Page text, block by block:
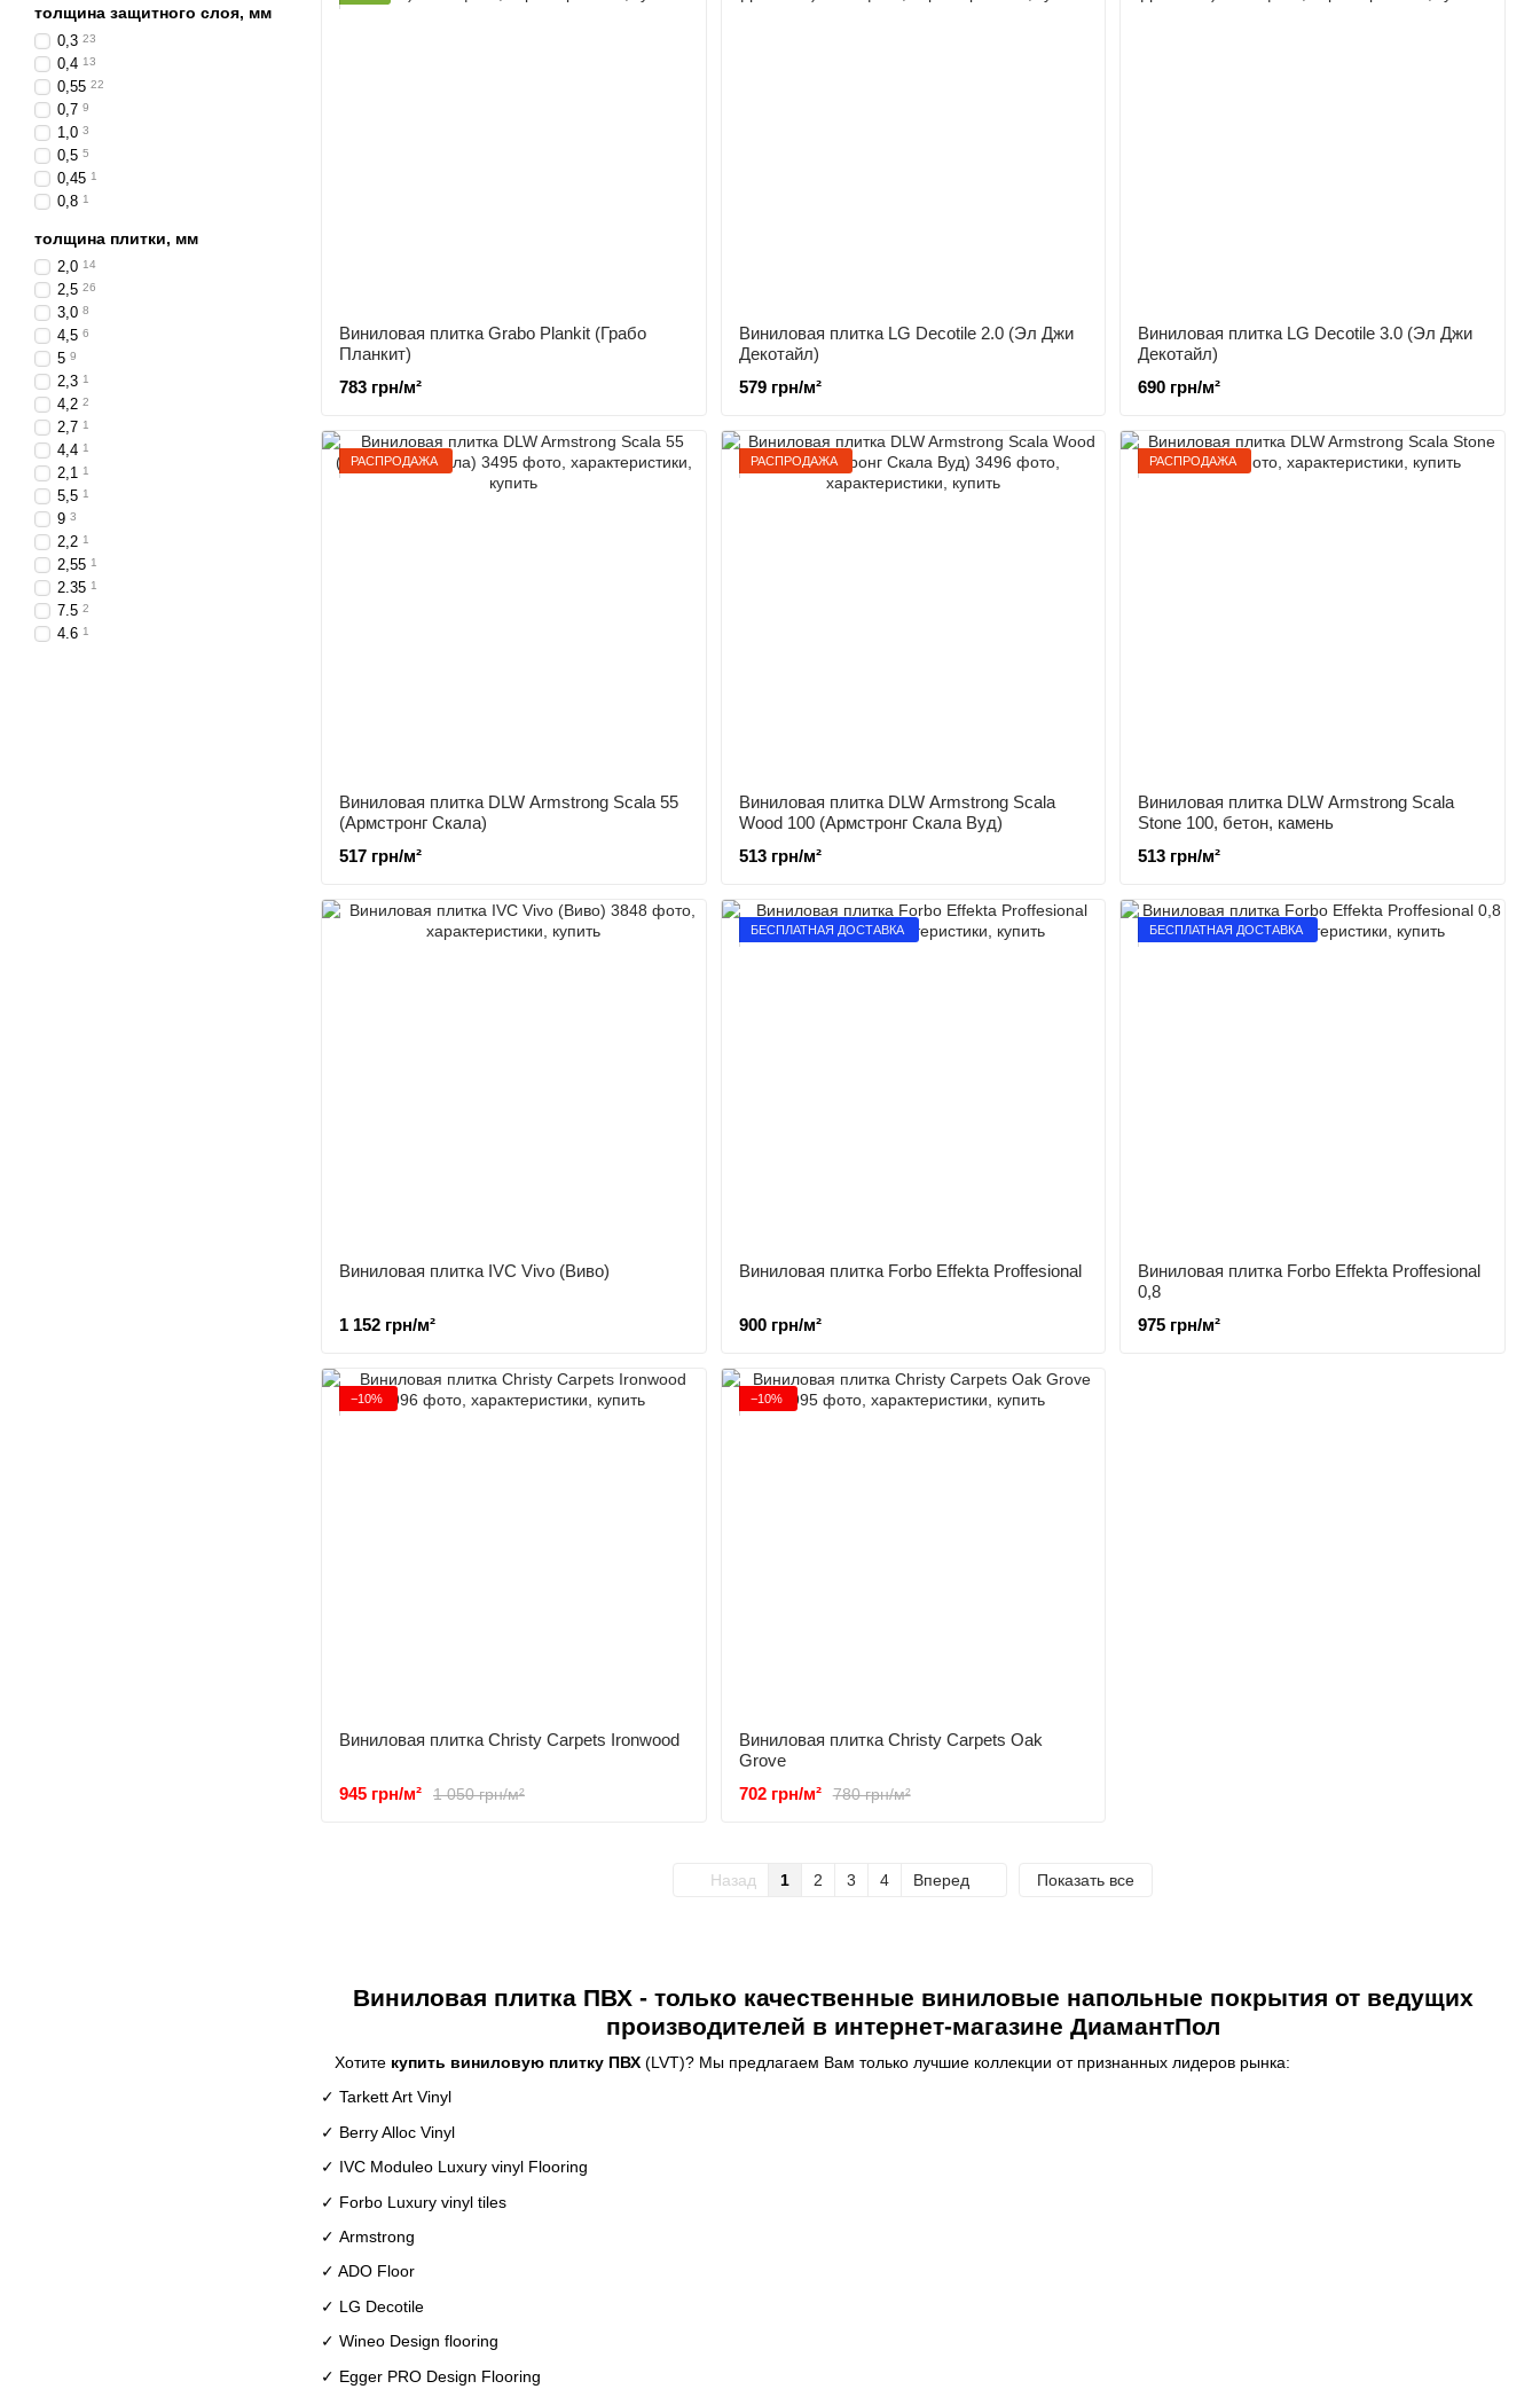
Виниловая плитка ПВХ - только качественные виниловые напольные покрытия от ведущих
производителей в интернет-магазине ДиамантПол
Хотите купить виниловую плитку ПВХ (LVT)? Мы предлагаем Вам только лучшие коллекции от признанных лидеров рынка:
✓ Tarkett Art Vinyl
✓ Berry Alloc Vinyl
✓ IVC Moduleo Luxury vinyl Flooring
✓ Forbo Luxury vinyl tiles
✓ Armstrong
✓ ADO Floor
✓ LG Decotile
✓ Wineo Design flooring
✓ Egger PRO Design Flooring
Виниловая плитка Grabo Plankit (Грабо
Планкит)
783 грн/м²
Виниловая плитка LG Decotile 2.0 (Эл Джи
Декотайл)
579 грн/м²
Виниловая плитка LG Decotile 3.0 (Эл Джи
Декотайл)
690 грн/м²
РАСПРОДАЖА
Виниловая плитка DLW Armstrong Scala 55
(Армстронг Скала)
517 грн/м²
РАСПРОДАЖА
Виниловая плитка DLW Armstrong Scala
Wood 100 (Армстронг Скала Вуд)
513 грн/м²
РАСПРОДАЖА
Виниловая плитка DLW Armstrong Scala
Stone 100, бетон, камень
513 грн/м²
Виниловая плитка IVC Vivo (Виво)
1 152 грн/м²
БЕСПЛАТНАЯ ДОСТАВКА
Виниловая плитка Forbo Effekta Proffesional
900 грн/м²
БЕСПЛАТНАЯ ДОСТАВКА
Виниловая плитка Forbo Effekta Proffesional
0,8
975 грн/м²
−10%
Виниловая плитка Christy Carpets Ironwood
1 050 грн/м²
945 грн/м²
−10%
Виниловая плитка Christy Carpets Oak
Grove
780 грн/м²
702 грн/м²
Назад 1 2 3 4 Вперед Показать все
толщина защитного слоя, мм
0,3 23
0,4 13
0,55 22
0,7 9
1,0 3
0,5 5
0,45 1
0,8 1
толщина плитки, мм
2,0 14
2,5 26
3,0 8
4,5 6
5 9
2,3 1
4,2 2
2,7 1
4,4 1
2,1 1
5,5 1
9 3
2,2 1
2,55 1
2.35 1
7.5 2
4.6 1